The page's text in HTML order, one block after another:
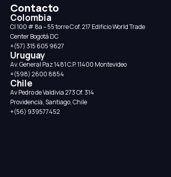
Contacto
Colombia
CI 100 # 8a – 55 torre C of. 217 Edificio World Trade
Center Bogotá DC
+(57) 315 605 9627
Uruguay
Av. General Paz 1481 C.P. 11400 Montevideo
+(598) 2600 8854
Chile
Av Pedro de Valdivia 273 Of. 314
Providencia, Santiago, Chile
+(56) 939577452‬